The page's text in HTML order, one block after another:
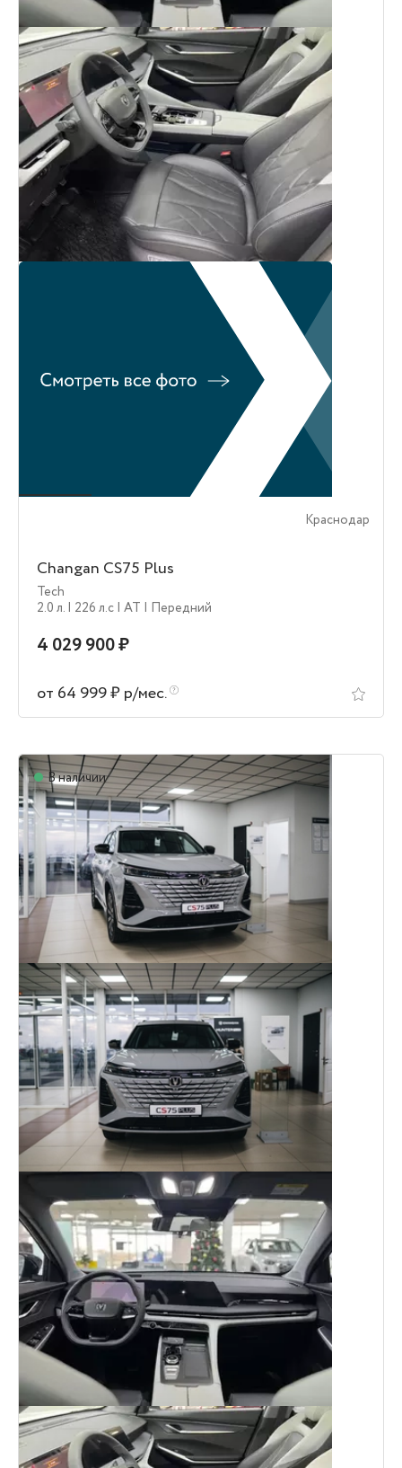
Краснодар
Changan CS75 Plus
Tech
2.0 л. | 226 л.c | AT | Передний
4 029 900 ₽
от 64 999 ₽ р/мес.
В наличии